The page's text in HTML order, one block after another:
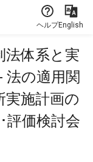
ヘルプEnglish
法体系と実
法の適用関
実施計画の
評価検討会